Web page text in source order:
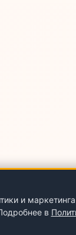
и маркетинга
в